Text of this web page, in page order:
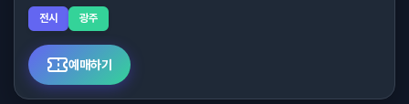
전시 광주
예매하기